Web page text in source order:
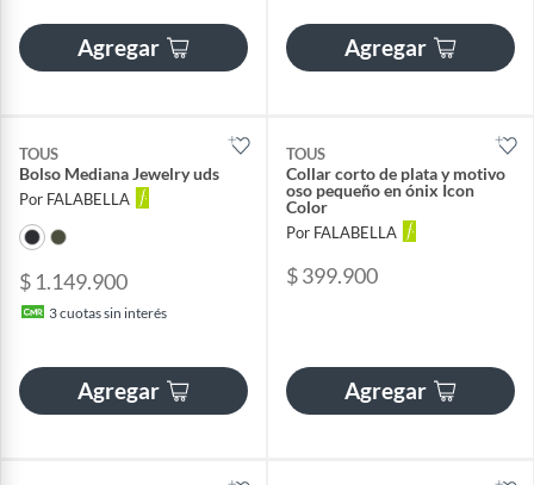
Agregar Agregar
TOUS
Bolso Mediana Jewelry uds
Por FALABELLA
$ 1.149.900
3cuotas sin interés
Agregar
TOUS
Collar corto de plata y motivo
oso pequeño en ónix Icon
Color
Por FALABELLA
$ 399.900
Agregar